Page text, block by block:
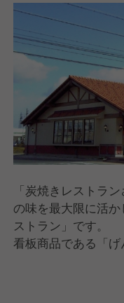
「炭焼きレストラ
の味を最大限に活
ストラン」です。
看板商品である「
上」まで「安全・